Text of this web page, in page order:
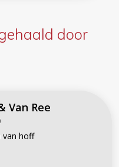
door
Van Ree
van hoff